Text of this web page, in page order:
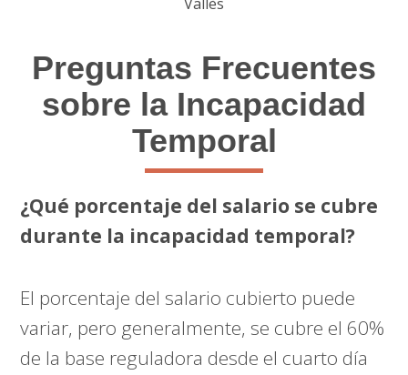
Preguntas Frecuentes
sobre la Incapacidad
Temporal
¿Qué porcentaje del salario se cubre
durante la incapacidad temporal?
El porcentaje del salario cubierto puede
variar, pero generalmente, se cubre el 60%
de la base reguladora desde el cuarto día